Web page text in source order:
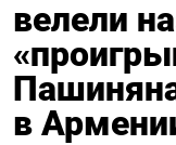
велели
в